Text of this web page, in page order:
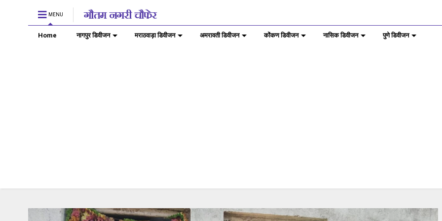
MENU
Home नागपुर डिवीजन मराठवाड़ा डिवीजन अमरावती डिवीजन कोंकण डिवीजन नासिक डिवीजन पुणे डिवीजन